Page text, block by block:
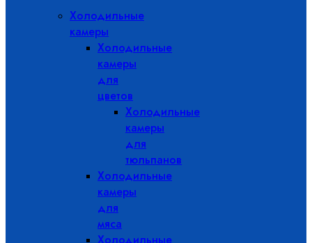
Холодильные
камеры
Холодильные
камеры
для
цветов
Холодильные
камеры
для
тюльпанов
Холодильные
камеры
для
мяса